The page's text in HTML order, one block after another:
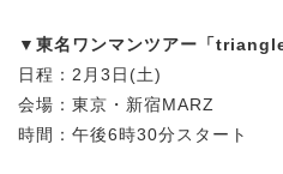
▼ 東名ワンマンツアー「triangle
日程：2月3日(土)
会場：東京・新宿MARZ
時間：午後6時30分スタート